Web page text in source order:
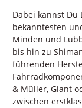
Dabei kannst
bekanntesten
Minden und
bis hin zu
führenden
& Müller, Giant
zwischen